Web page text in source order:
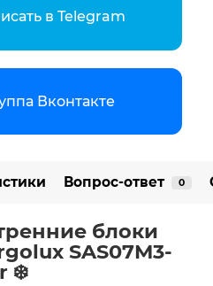
в Telegram
Вконтакте
Вопрос-ответ 0
блоки
SAS07M3-
❄️